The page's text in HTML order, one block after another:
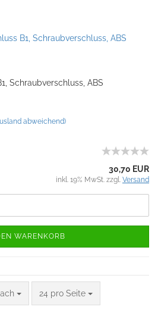
Schraubverschluss, ABS
abweichend)
30,70 EUR
inkl. 19% MwSt. zzgl. Versand
WARENKORB
24 pro Seite